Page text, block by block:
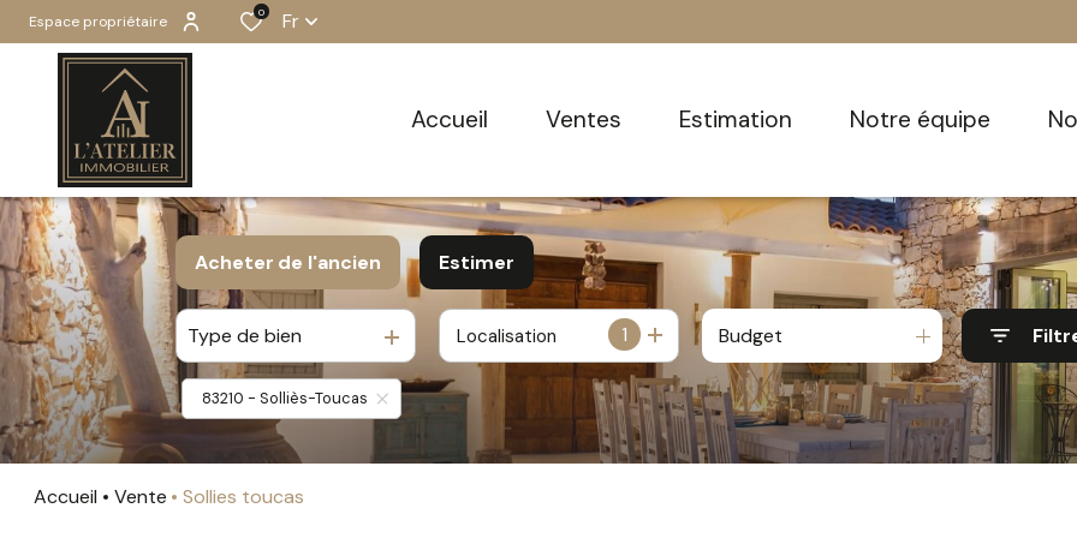
Espace propriétaire
0 Fr
accueil ventes estimation notre équipe
Acheter de l'ancien
De l'ancien
Estimer
Type de bien 1
Localisation Budget
83210 - Solliès-Toucas
Accueil Vente Sollies toucas